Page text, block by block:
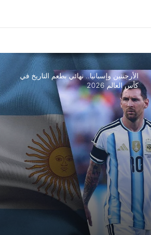
الأرجنتين وإسبانيا.. نهائي بطعم التاريخ في
كأس العالم 2026